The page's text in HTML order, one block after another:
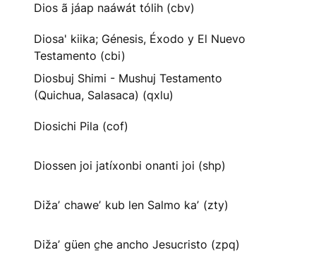
Dios ã jáap naáwát tólih (cbv)
Diosa' kiika; Génesis, Éxodo y El Nuevo
Testamento (cbi)
Diosbuj Shimi - Mushuj Testamento
(Quichua, Salasaca) (qxlu)
Diosichi Pila (cof)
Diossen joi jatíxonbi onanti joi (shp)
Dižaʼ chaweʼ kub len Salmo kaʼ (zty)
Dižaʼ güen c̱he ancho Jesucristo (zpq)